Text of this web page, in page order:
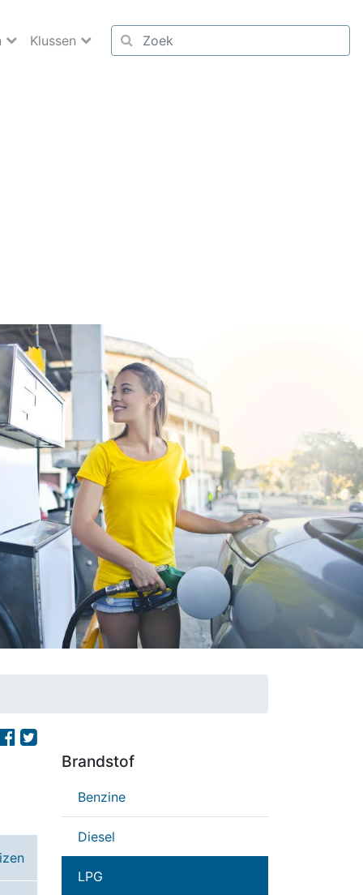
Klussen
Brandstof
Benzine
Diesel
LPG